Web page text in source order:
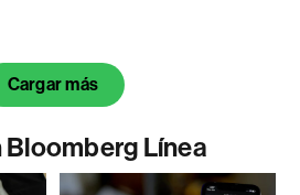
Cargar más
Bloomberg Línea